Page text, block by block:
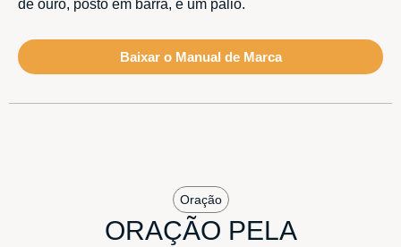
de ouro, posto em barra, e um pálio.
Baixar o Manual de Marca
Oração
ORAÇÃO PELA